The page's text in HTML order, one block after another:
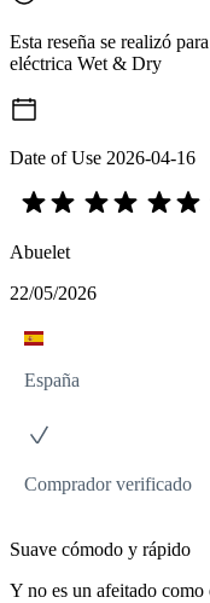
Esta reseña se realizó
eléctrica Wet & Dry
Date of Use 2026-04-16
Abuelet
22/05/2026
España
Comprador verificado
Suave cómodo y rápido
Y no es un afeitado como